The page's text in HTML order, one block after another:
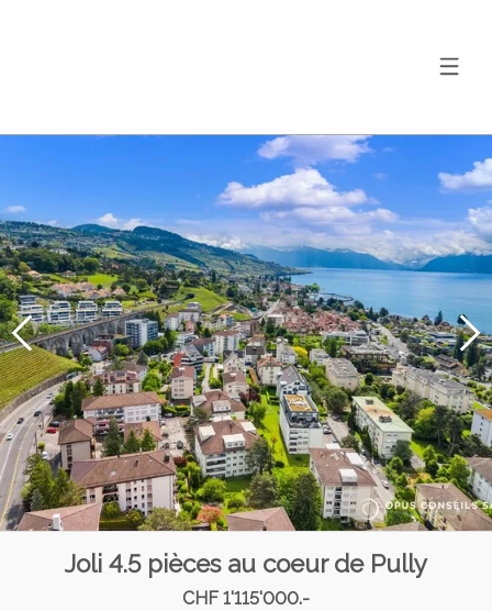
Joli 4.5 pièces au coeur de Pully
CHF 1'115'000.-